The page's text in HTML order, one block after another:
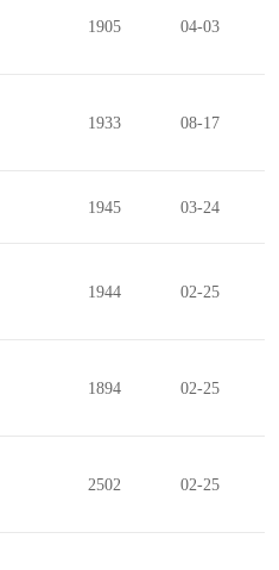
1905 04-03
1933 08-17
1945 03-24
1944 02-25
1894 02-25
2502 02-25